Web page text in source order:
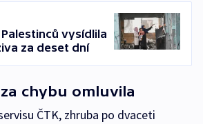
vysídlila
za deset dní
chybu omluvila
ČTK, zhruba po dvaceti